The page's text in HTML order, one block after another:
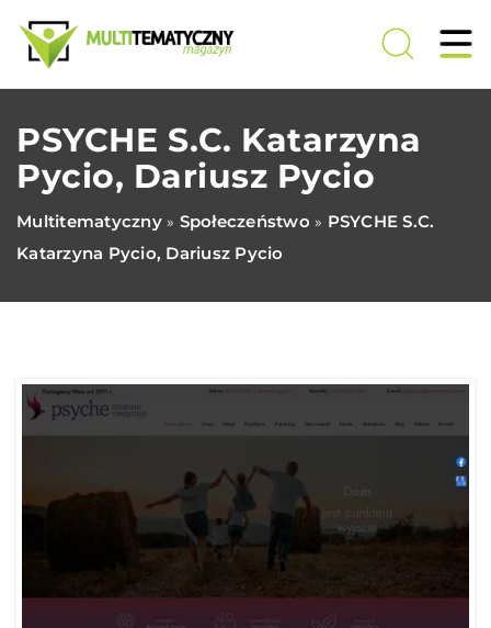
PSYCHE S.C. Katarzyna
Pycio, Dariusz Pycio
Multitematyczny» Społeczeństwo » PSYCHE S.C.
Katarzyna Pycio, Dariusz Pycio